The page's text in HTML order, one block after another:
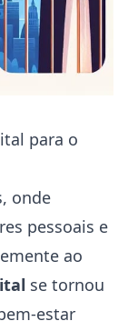
para o
onde
pessoais e
ao
se tornou
estar